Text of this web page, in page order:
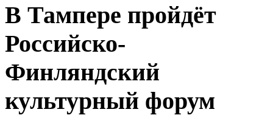
В Тампере пройдёт
Российско-
Финляндский
культурный форум